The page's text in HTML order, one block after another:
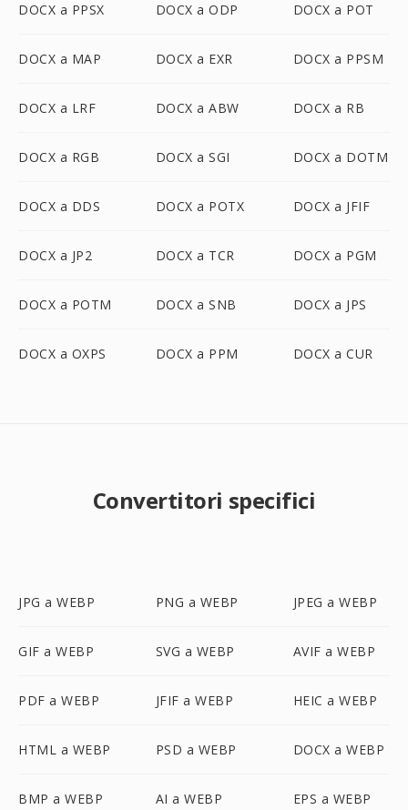
DOCX a PPSX DOCX a ODP DOCX a POT
DOCX a MAP DOCX a EXR DOCX a PPSM
DOCX a LRF DOCX a ABW DOCX a RB
DOCX a RGB DOCX a SGI DOCX a DOTM
DOCX a DDS DOCX a POTX DOCX a JFIF
DOCX a JP2 DOCX a TCR DOCX a PGM
DOCX a POTM DOCX a SNB DOCX a JPS
DOCX a OXPS DOCX a PPM DOCX a CUR
Convertitori specifici
JPG a WEBP PNG a WEBP JPEG a WEBP
GIF a WEBP SVG a WEBP AVIF a WEBP
PDF a WEBP JFIF a WEBP HEIC a WEBP
HTML a WEBP PSD a WEBP DOCX a WEBP
BMP a WEBP AI a WEBP EPS a WEBP